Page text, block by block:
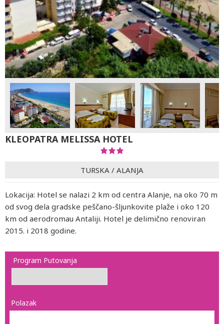
KLEOPATRA MELISSA HOTEL
TURSKA / ALANJA
Lokacija: Hotel se nalazi 2 km od centra Alanje, na oko 70 m
od svog dela gradske peščano-šljunkovite plaže i oko 120
km od aerodromau Antaliji. Hotel je delimično renoviran
2015. i 2018 godine.
Program Putovanja
Polazak